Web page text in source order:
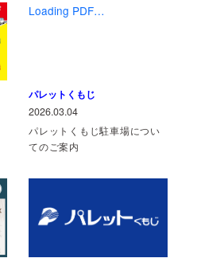
Loading PDF…
パレットくもじ
2026.03.04
パレットくもじ駐車場につい
てのご案内